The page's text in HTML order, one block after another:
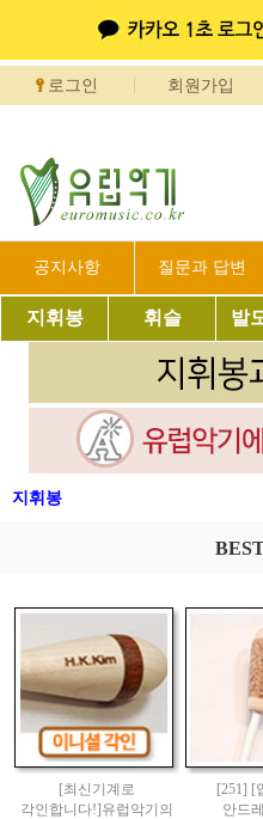
로그인 회원가입
공지사항 질문과 답변
지휘봉 휘슬 발
지휘봉
[최신기계로
각인합니다!]유럽악기의
[251] [
안드